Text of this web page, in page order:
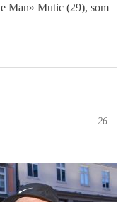
Man» Mutic (29), som
26.